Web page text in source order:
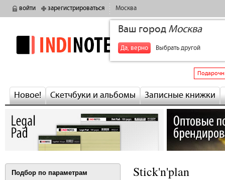
войти зарегистрироваться Москва
Ваш город Москва
Да, верно Выбрать другой
indinotes
Новое! Скетчбуки и альбомы Записные книжки
Stick'n'plan
Подбор по параметрам